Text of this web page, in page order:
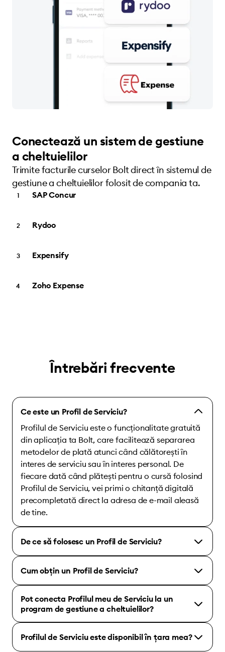
Conectează un sistem de gestiune
a cheltuielilor
Trimite facturile curselor Bolt direct în sistemul de
gestiune a cheltuielilor folosit de compania ta.
SAP Concur
Rydoo
Expensify
Zoho Expense
Întrebări frecvente
Ce este un Profil de Serviciu?
Profilul de Serviciu este o funcționalitate gratuită
din aplicația ta Bolt, care facilitează separarea
metodelor de plată atunci când călătorești în
interes de serviciu sau în interes personal. De
fiecare dată când plătești pentru o cursă folosind
Profilul de Serviciu, vei primi o chitanță digitală
precompletată direct la adresa de e-mail aleasă
de tine.
De ce să folosesc un Profil de Serviciu?
Cum obțin un Profil de Serviciu?
Pot conecta Profilul meu de Serviciu la un
program de gestiune a cheltuielilor?
Profilul de Serviciu este disponibil în țara mea?